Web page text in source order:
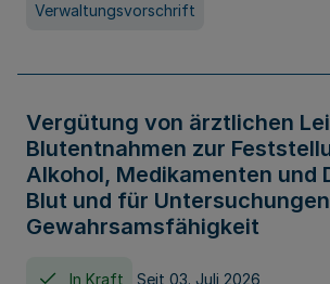
Verwaltungsvorschrift
Vergütung von ärztlichen
Blutentnahmen zur
Alkohol, Medikamenten und
Blut und für
Gewahrsamsfähigkeit
In Kraft Seit 03. Juli 2026